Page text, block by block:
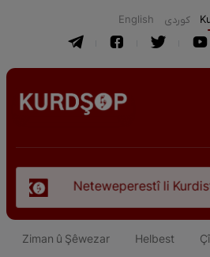
English كوردی
li Kurdistanê: Kurteya
Ziman û Şêwezar Helbest